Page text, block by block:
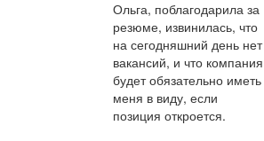
Ольга, поблагодарила за
резюме, извинилась, что
на сегодняшний день нет
вакансий, и что компания
будет обязательно иметь
меня в виду, если
позиция откроется.